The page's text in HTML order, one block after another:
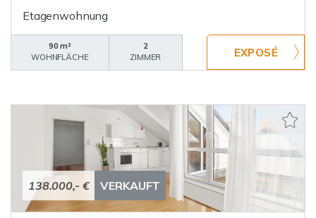
Etagenwohnung
90 m²
WOHNFLÄCHE
2
ZIMMER
138.000,- € VERKAUFT